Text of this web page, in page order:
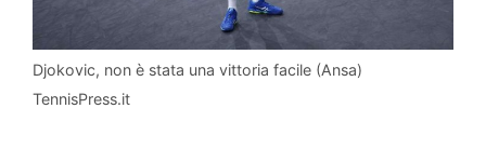
Djokovic, non è stata una vittoria facile (Ansa)
TennisPress.it